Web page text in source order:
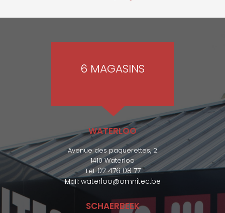
6 MAGASINS
WATERLOO
Avenue des paquerettes, 2
1410 Waterloo
Tél:02 476 08 77
Mail: waterloo@omnitec.be
SCHAERBEEK